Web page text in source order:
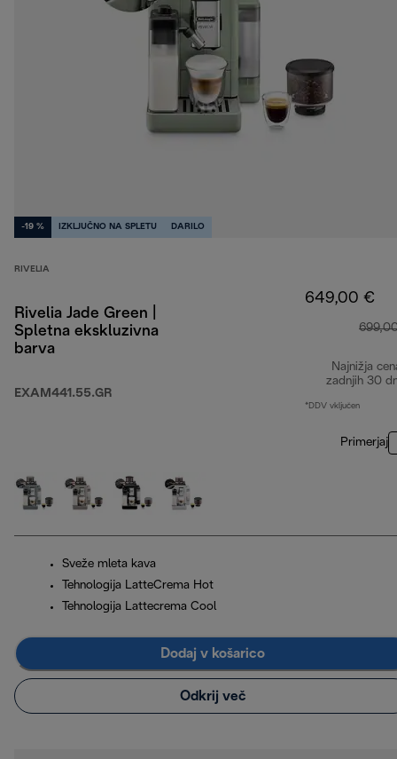
-19 % IZKLJUČNO NA SPLETU DARILO
RIVELIA
Rivelia Jade Green |
Spletna ekskluzivna
barva
EXAM441.55.GR
649,00 €
Najnižja
zadnjih 30
*DDV vključen
Primerjaj
Sveže mleta kava
Tehnologija LatteCrema Hot
Tehnologija Lattecrema Cool
Dodaj v košarico
Odkrij več